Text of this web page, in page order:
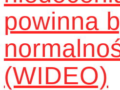
powinna
(WIDEO)